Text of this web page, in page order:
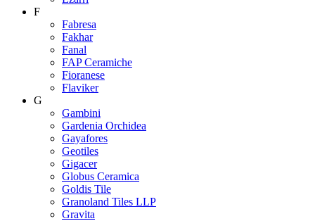
F
Fabresa
Fakhar
Fanal
FAP Ceramiche
Fioranese
Flaviker
G
Gambini
Gardenia Orchidea
Gayafores
Geotiles
Gigacer
Globus Ceramica
Goldis Tile
Granoland Tiles LLP
Gravita